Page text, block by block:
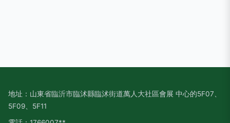
地址：山東省臨沂市臨沭縣臨沭街道萬人大社區會展 中心的5F07、
5F09、5F11